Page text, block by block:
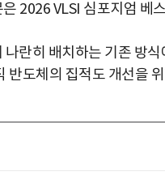
2026 VLSI 심포지엄 베
란히 배치하는 기존 방
반도체의 집적도 개선을